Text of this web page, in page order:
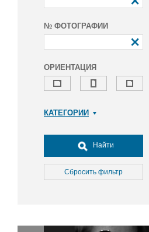
№ ФОТОГРАФИИ
ОРИЕНТАЦИЯ
КАТЕГОРИИ
Досуг, туризм и отдых
Культура
Медицина
Окружающая среда
Найти
Сбросить фильтр